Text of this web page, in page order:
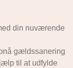
din nuværende
gældssanering
til at udfylde